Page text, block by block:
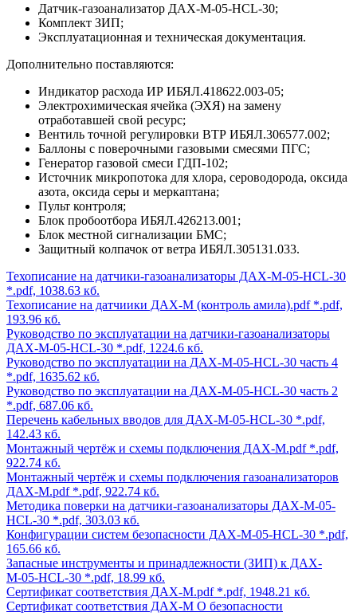
Датчик-газоанализатор ДАХ-М-05-HCL-30;
Комплект ЗИП;
Эксплуатационная и техническая документация.
Дoполнительно поставляются:
Индикатор расхода ИР ИБЯЛ.418622.003-05;
Электрохимическая ячейка (ЭХЯ) на замену
отработавшей свой ресурс;
Вентиль точной регулировки ВТР ИБЯЛ.306577.002;
Баллоны с поверочными газовыми смесями ПГС;
Генератор газовой смеси ГДП-102;
Источник микропотока для хлора, сероводорода, оксида
азота, оксида серы и меркаптана;
Пульт контроля;
Блок пробоотбора ИБЯЛ.426213.001;
Блок местной сигнализации БМС;
Защитный колпачок от ветра ИБЯЛ.305131.033.
Техописание на датчики-газоанализаторы ДАХ-М-05-HCL-30
*.pdf, 1038.63 кб.
Техописание на датчиики ДАХ-М (контроль амила).pdf*.pdf,
193.96 кб.
Руководство по эксплуатации на датчики-газоанализаторы
ДАХ-М-05-HCL-30 *.pdf, 1224.6 кб.
Руководство по эксплуатации на ДАХ-М-05-HCL-30 часть 4
*.pdf, 1635.62 кб.
Руководство по эксплуатации на ДАХ-М-05-HCL-30 часть 2
*.pdf, 687.06 кб.
Перечень кабельных вводов для ДАХ-М-05-HCL-30 *.pdf,
142.43 кб.
Монтажный чертёж и схемы подключения ДАХ-М.pdf*.pdf,
922.74 кб.
Монтажный чертёж и схемы подключения газоанализаторов
ДАХ-М.pdf*.pdf, 922.74 кб.
Методика поверки на датчики-газоанализаторы ДАХ-М-05-
HCL-30 *.pdf, 303.03 кб.
Конфигурации систем безопасности ДАХ-М-05-HCL-30 *.pdf,
165.66 кб.
Запасные инструменты и принадлежности (ЗИП) к ДАХ-
М-05-HCL-30 *.pdf, 18.99 кб.
Сертификат соответствия ДАХ-М.pdf*.pdf, 1948.21 кб.
Сертификат соответствия ДАХ-М О безопасности